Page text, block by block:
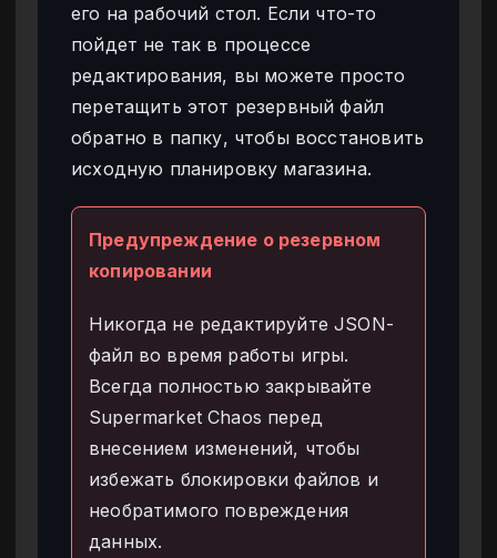
его на рабочий стол. Если что-то
пойдет не так в процессе
редактирования, вы можете просто
перетащить этот резервный файл
обратно в папку, чтобы восстановить
исходную планировку магазина.
Предупреждение о резервном
копировании
Никогда не редактируйте JSON-
файл во время работы игры.
Всегда полностью закрывайте
Supermarket Chaos перед
внесением изменений, чтобы
избежать блокировки файлов и
необратимого повреждения
данных.